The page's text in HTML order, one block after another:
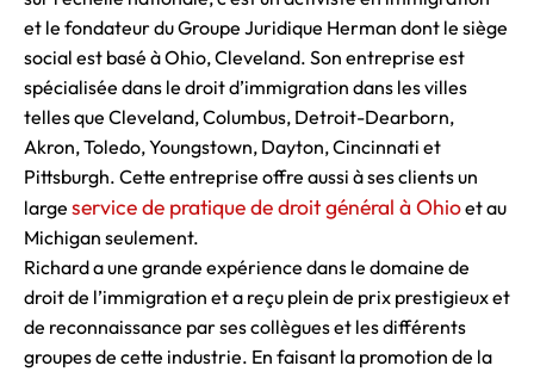
et le fondateur du Groupe Juridique Herman dont le siège
social est basé à Ohio, Cleveland. Son entreprise est
spécialisée dans le droit d’immigration dans les villes
telles que Cleveland, Columbus, Detroit-Dearborn,
Akron, Toledo, Youngstown, Dayton, Cincinnati et
Pittsburgh. Cette entreprise offre aussi à ses clients un
large service de pratique de droit général à Ohioet au
Michigan seulement.
Richard a une grande expérience dans le domaine de
droit de l’immigration et a reçu plein de prix prestigieux et
de reconnaissance par ses collègues et les différents
groupes de cette industrie. En faisant la promotion de la